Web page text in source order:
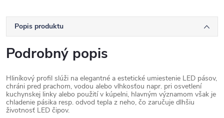
Popis produktu
Podrobný popis
Hliníkový profil slúži na elegantné a estetické umiestenie LED pásov,
chráni pred prachom, vodou alebo vlhkosťou napr. pri osvetlení
kuchynskej linky alebo použití v kúpelni, hlavným významom však je
chladenie pásika resp. odvod tepla z neho, čo zaručuje dlhšiu
životnosť LED čipov.